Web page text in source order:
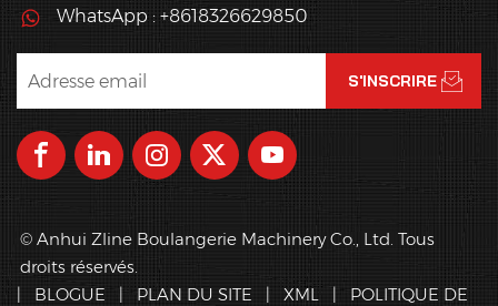
conditionneuse.
WhatsApp : +8618326629850
© Anhui Zline Boulangerie Machinery Co., Ltd. Tous
droits réservés.
|
BLOGUE | PLAN DU SITE | XML | POLITIQUE DE